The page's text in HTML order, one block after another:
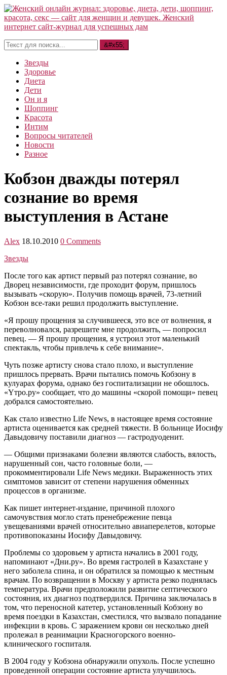
Звезды
Здоровье
Диета
Дети
Он и я
Шоппинг
Красота
Интим
Вопросы читателей
Новости
Разное
Кобзон дважды потерял
сознание во время
выступления в Астане
Alex 18.10.2010 0 Comments
Звезды
После того как артист первый раз потерял сознание, во
Дворец независимости, где проходит форум, пришлось
вызывать «скорую». Получив помощь врачей, 73-летний
Кобзон все-таки решил продолжить выступление.
«Я прошу прощения за случившееся, это все от волнения, я
переволновался, разрешите мне продолжить, — попросил
певец. — Я прошу прощения, я устроил этот маленький
спектакль, чтобы привлечь к себе внимание».
Чуть позже артисту снова стало плохо, и выступление
пришлось прервать. Врачи пытались помочь Кобзону в
кулуарах форума, однако без госпитализации не обошлось.
«Yтро.ру» сообщает, что до машины «скорой помощи» певец
добрался самостоятельно.
Как стало известно Life News, в настоящее время состояние
артиста оценивается как средней тяжести. В больнице Иосифу
Давыдовичу поставили диагноз — гастродуоденит.
— Общими признаками болезни являются слабость, вялость,
нарушенный сон, часто головные боли, —
прокомментировали Life News медики. Выраженность этих
симптомов зависит от степени нарушения обменных
процессов в организме.
Как пишет интернет-издание, причиной плохого
самочувствия могло стать пренебрежение певца
увещеваниями врачей относительно авиаперелетов, которые
противопоказаны Иосифу Давыдовичу.
Проблемы со здоровьем у артиста начались в 2001 году,
напоминают «Дни.ру». Во время гастролей в Казахстане у
него заболела спина, и он обратился за помощью к местным
врачам. По возвращении в Москву у артиста резко поднялась
температура. Врачи предположили развитие септического
состояния, их диагноз подтвердился. Причина заключалась в
том, что переносной катетер, установленный Кобзону во
время поездки в Казахстан, сместился, что вызвало попадание
инфекции в кровь. С заражением крови он несколько дней
пролежал в реанимации Красногорского военно-
клинического госпиталя.
В 2004 году у Кобзона обнаружили опухоль. После успешно
проведенной операции состояние артиста улучшилось.